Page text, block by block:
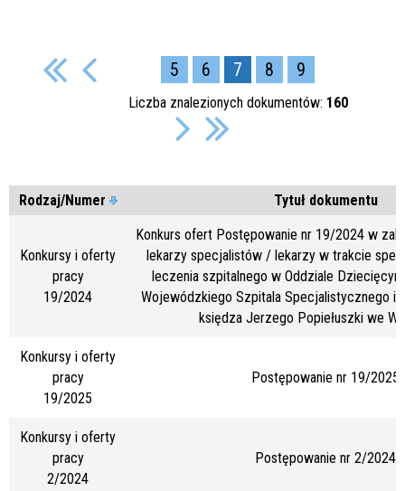
5 6 7 8 9
Liczba znalezionych dokumentów: 160
Rodzaj/Numer Tytuł dokumentu
Konkursy i oferty
pracy
19/2024
Konkurs ofert Postępowanie nr 19/2024 w
lekarzy specjalistów / lekarzy w trakcie
leczenia szpitalnego w Oddziale
Wojewódzkiego Szpitala Specjalistycznego
księdza Jerzego Popiełuszki we
Konkursy i oferty
pracy
19/2025
Postępowanie nr 19/2025
Konkursy i oferty
pracy
2/2024
Postępowanie nr 2/2024